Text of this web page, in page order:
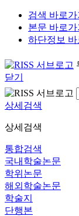
검색 바로가
본문 바로가
하단정보 바
닫기
상세검색
상세검색
통합검색
국내학술논문
학위논문
해외학술논문
학술지
단행본